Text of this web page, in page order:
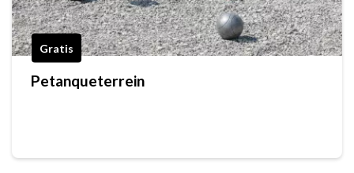
Gratis
Petanqueterrein